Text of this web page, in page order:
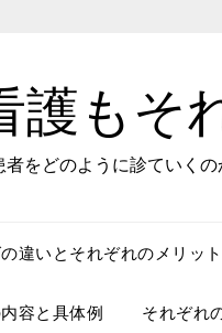
護もそ
者をどのように診ていくの
違いとそれぞれのメリッ
容と具体例 それぞれ